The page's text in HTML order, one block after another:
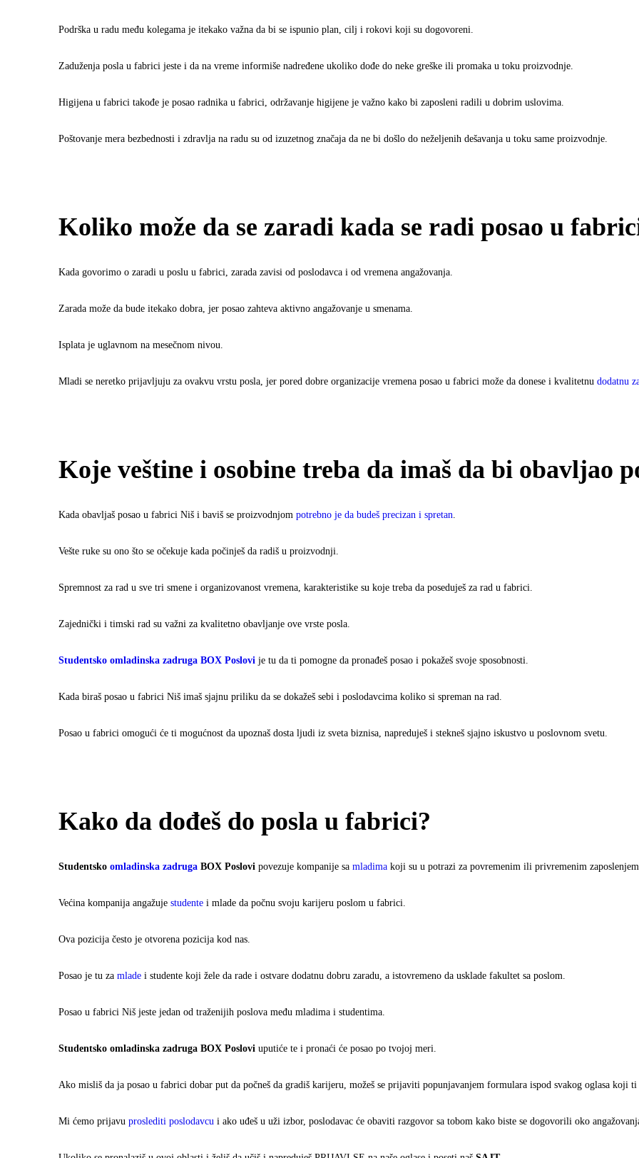
Podrška u radu među kolegama je itekako važna da bi se ispunio plan, cilj i rokovi koji su dogovoreni.
Zaduženja posla u fabrici jeste i da na vreme informiše nadređene ukoliko dođe do neke greške ili promaka u toku proizvodnje.
Higijena u fabrici takođe je posao radnika u fabrici, održavanje higijene je važno kako bi zaposleni radili u dobrim uslovima.
Poštovanje mera bezbednosti i zdravlja na radu su od izuzetnog značaja da ne bi došlo do neželjenih dešavanja u toku same proizvodnje.
Koliko može da se zaradi kada se radi posao u
Kada govorimo o zaradi u poslu u fabrici, zarada zavisi od poslodavca i od vremena angažovanja.
Zarada može da bude itekako dobra, jer posao zahteva aktivno angažovanje u smenama.
Isplata je uglavnom na mesečnom nivou.
Mladi se neretko prijavljuju za ovakvu vrstu posla, jer pored dobre organizacije vremena posao u fabrici može da donese i kvalitetnu dodatnu
Koje veštine i osobine treba da imaš da bi obavljao
Kada obavljaš posao u fabrici Niš i baviš se proizvodnjom potrebno je da budeš precizan i spretan
Vešte ruke su ono što se očekuje kada počinješ da radiš u proizvodnji.
Spremnost za rad u sve tri smene i organizovanost vremena, karakteristike su koje treba da poseduješ za rad u fabrici.
Zajednički i timski rad su važni za kvalitetno obavljanje ove vrste posla.
Studentsko omladinska zadruga BOX Poslovi je tu da ti pomogne da pronađeš posao i pokažeš svoje sposobnosti.
Kada biraš posao u fabrici Niš imaš sjajnu priliku da se dokažeš sebi i poslodavcima koliko si spreman na rad.
Posao u fabrici omogući će ti mogućnost da upoznaš dosta ljudi iz sveta biznisa, napreduješ i stekneš sjajno iskustvo u poslovnom svetu.
Kako da dođeš do posla u fabrici?
Studentsko omladinska zadruga BOX Poslovi povezuje kompanije sa mladima koji su u potrazi za povremenim ili privremenim zaposlenjem.
Većina kompanija angažuje studente i mlade da počnu svoju karijeru poslom u fabrici.
Ova pozicija često je otvorena pozicija kod nas.
Posao je tu za mlade i studente koji žele da rade i ostvare dodatnu dobru zaradu, a istovremeno da usklade fakultet sa poslom.
Posao u fabrici Niš jeste jedan od traženijih poslova među mladima i studentima.
Studentsko omladinska zadruga BOX Poslovi uputiće te i pronaći će posao po tvojoj meri.
Ako misliš da ja posao u fabrici dobar put da počneš da gradiš karijeru, možeš se prijaviti popunjavanjem formulara ispod svakog oglasa koji ti
Mi ćemo prijavu proslediti poslodavcu i ako uđeš u uži izbor, poslodavac će obaviti razgovor sa tobom kako biste se dogovorili oko